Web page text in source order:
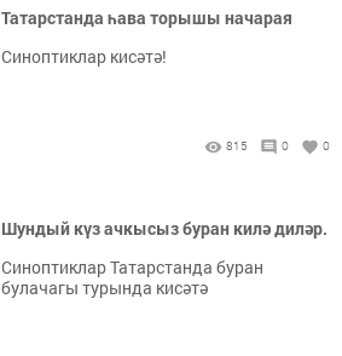
Татарстанда һава торышы начарая
Синоптиклар кисәтә!
815 0 0
Шундый күз ачкысыз буран килә диләр.
Синоптиклар Татарстанда буран
булачагы турында кисәтә